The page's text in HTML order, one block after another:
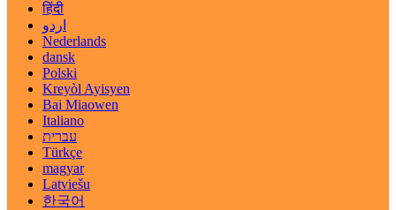
हिंदी
اردو
Nederlands
dansk
Polski
Kreyòl Ayisyen
Bai Miaowen
Italiano
עברית
Türkçe
magyar
Latviešu
한국어